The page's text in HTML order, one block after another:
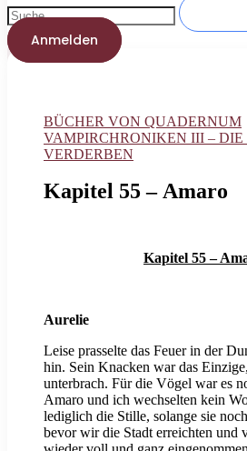
Anmelden
BÜCHER VON QUADERNUM
VAMPIRCHRONIKEN III – DIE
VERDERBEN
Kapitel 55 – Amaro
Kapitel 55 –
Aurelie
Leise prasselte das Feuer in der
hin. Sein Knacken war das
unterbrach. Für die Vögel war es
Amaro und ich wechselten kein
lediglich die Stille, solange sie
bevor wir die Stadt erreichten und